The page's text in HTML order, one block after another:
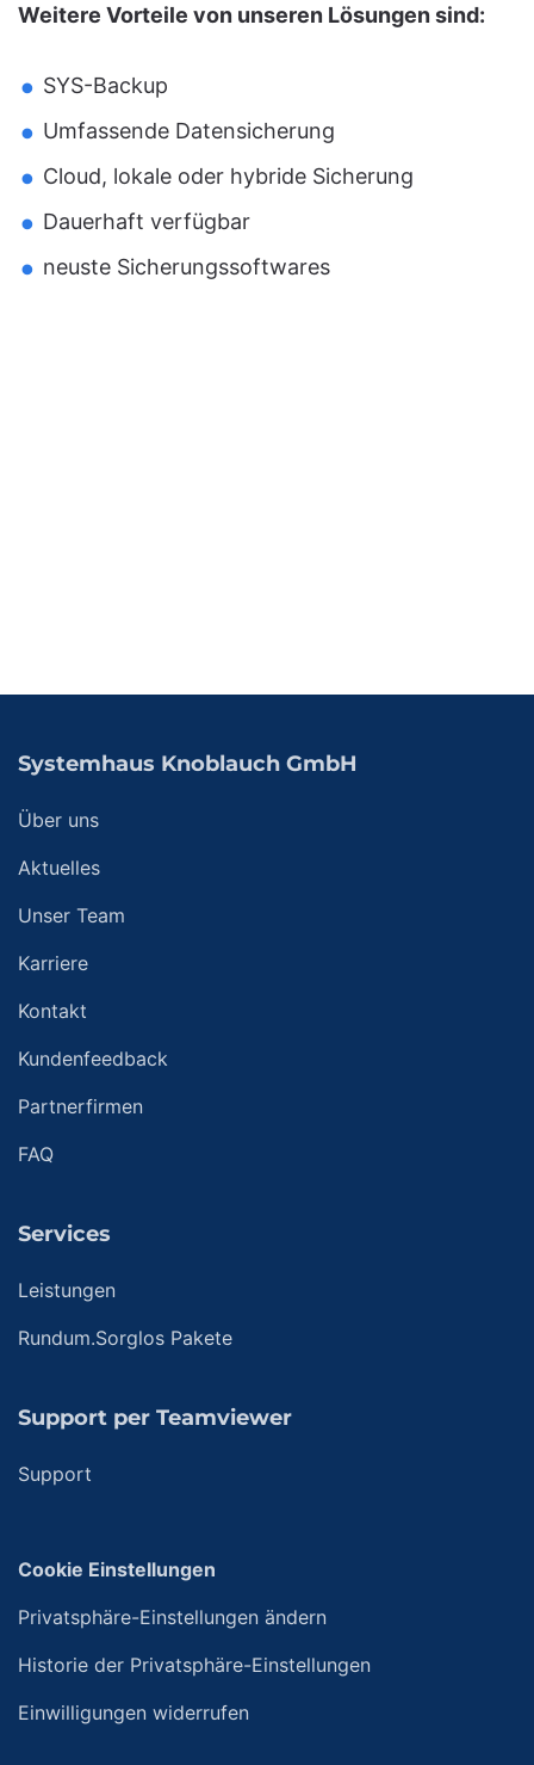
Weitere Vorteile von unseren Lösungen sind:
SYS-Backup
Umfassende Datensicherung
Cloud, lokale oder hybride Sicherung
Dauerhaft verfügbar
neuste Sicherungssoftwares
Systemhaus Knoblauch GmbH
Über uns
Aktuelles
Unser Team
Karriere
Kontakt
Kundenfeedback
Partnerfirmen
FAQ
Services
Leistungen
Rundum.Sorglos Pakete
Support per Teamviewer
Support
Cookie Einstellungen
Privatsphäre-Einstellungen ändern
Historie der Privatsphäre-Einstellungen
Einwilligungen widerrufen